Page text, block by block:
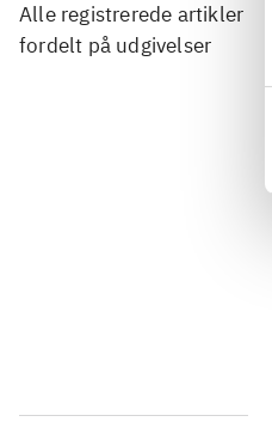
Alle registrerede artikler
fordelt på udgivelser